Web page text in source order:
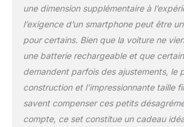
initient les
monde de
présentent des
mécanismes
contribuent à
de nouvelles
compétences
Cette voiture
une dimension supplémentaire à
l’exigence d’un smartphone peut être
pour certains. Bien que la voiture ne
une batterie rechargeable et que
demandent parfois des ajustements, le
construction et l’impressionnante taille
savent compenser ces petits
compte, ce set constitue un cadeau